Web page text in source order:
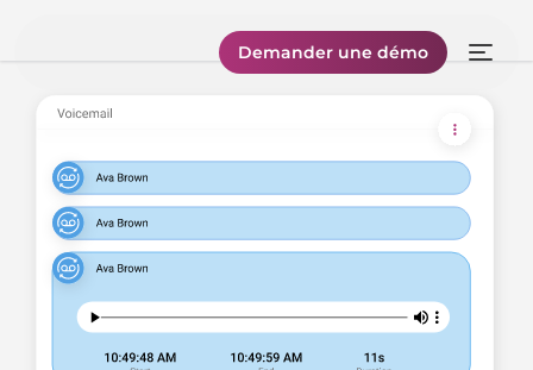
Demander une démo